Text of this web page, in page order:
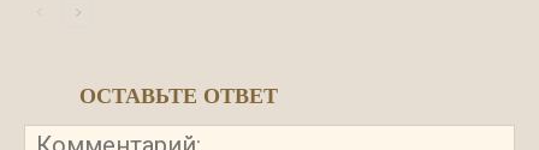
ОСТАВЬТЕ ОТВЕТ